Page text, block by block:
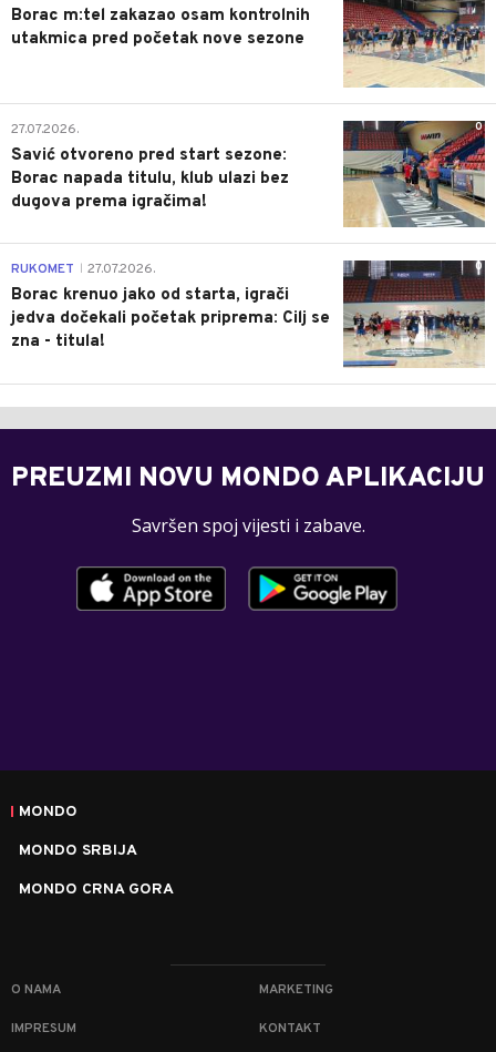
Borac m:tel zakazao osam kontrolnih
utakmica pred početak nove sezone
0
27.07.2026.
Savić otvoreno pred start sezone:
Borac napada titulu, klub ulazi bez
dugova prema igračima!
0
RUKOMET 27.07.2026.
Borac krenuo jako od starta, igrači
jedva dočekali početak priprema: Cilj se
zna - titula!
PREUZMI NOVU MONDO APLIKACIJU
Savršen spoj vijesti i zabave.
MONDO
MONDO SRBIJA
MONDO CRNA GORA
O NAMA MARKETING
IMPRESUM KONTAKT